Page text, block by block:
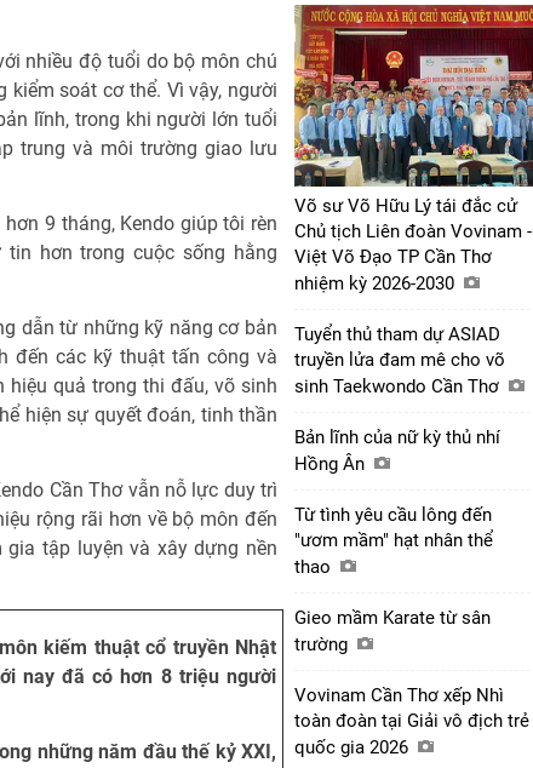
nhiều độ tuổi do bộ môn chú
kiểm soát cơ thể. Vì vậy, người
lĩnh, trong khi người lớn tuổi
trung và môi trường giao lưu
9 tháng, Kendo giúp tôi rèn
hơn trong cuộc sống hằng
dẫn từ những kỹ năng cơ bản
đến các kỹ thuật tấn công và
quả trong thi đấu, võ sinh
hiện sự quyết đoán, tinh thần
Cần Thơ vẫn nỗ lực duy trì
rộng rãi hơn về bộ môn đến
tập luyện và xây dựng nền
kiếm thuật cổ truyền Nhật
nay đã có hơn 8 triệu người
những năm đầu thế kỷ XXI,
Võ sư Võ Hữu Lý tái đắc cử
Chủ tịch Liên đoàn Vovinam -
Việt Võ Đạo TP Cần Thơ
nhiệm kỳ 2026-2030
Tuyển thủ tham dự ASIAD
truyền lửa đam mê cho võ
sinh Taekwondo Cần Thơ
Bản lĩnh của nữ kỳ thủ nhí
Hồng Ân
Từ tình yêu cầu lông đến
"ươm mầm" hạt nhân thể
thao
Gieo mầm Karate từ sân
trường
Vovinam Cần Thơ xếp Nhì
toàn đoàn tại Giải vô địch trẻ
quốc gia 2026